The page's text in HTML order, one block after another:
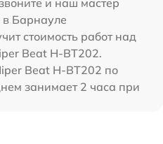
в Барнауле
стоимость работ над
Beat H-BT202.
Beat H-BT202 по
занимает 2 часа при